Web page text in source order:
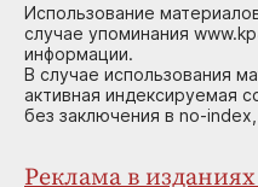
Использование
случае упоминания
информации.
В случае использования
активная индексируемая
без заключения в no-
Реклама в